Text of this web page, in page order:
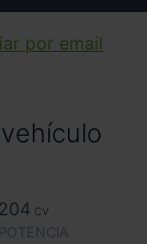
204 cv
POTENCIA
por email